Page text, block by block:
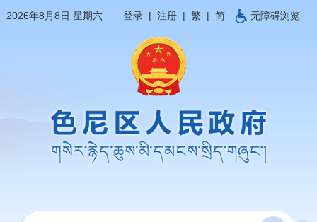
2026年8月8日 星期六 登录 | 注册 | 繁 | 简 无障碍浏览